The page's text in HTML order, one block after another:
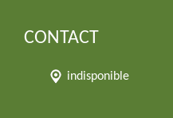
CONTACT
indisponible